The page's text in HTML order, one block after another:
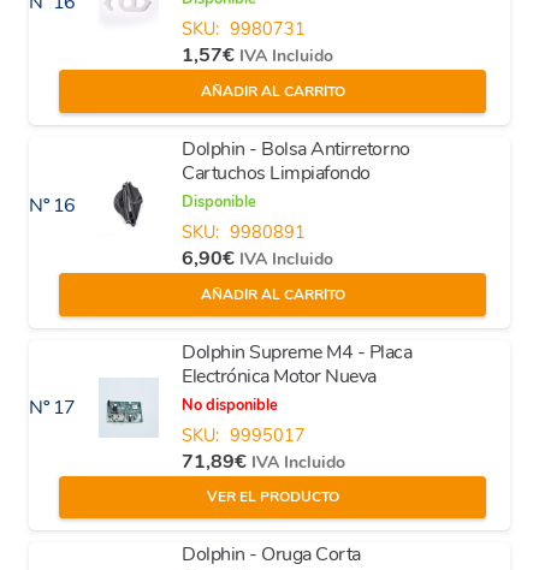
SKU: 9980731
1,57€ IVA Incluido
AÑADIR AL CARRITO
Nº 16
Dolphin - Bolsa Antirretorno
Cartuchos Limpiafondo
Disponible
SKU: 9980891
6,90€ IVA Incluido
AÑADIR AL CARRITO
Nº 17
Dolphin Supreme M4 - Placa
Electrónica Motor Nueva
No disponible
SKU: 9995017
71,89€ IVA Incluido
VER EL PRODUCTO
Dolphin - Oruga Corta